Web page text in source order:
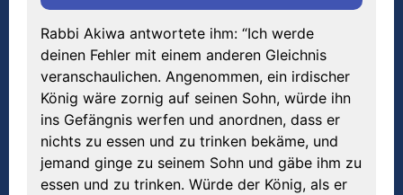
Rabbi Akiwa antwortete ihm: “Ich werde
deinen Fehler mit einem anderen Gleichnis
veranschaulichen. Angenommen, ein irdischer
König wäre zornig auf seinen Sohn, würde ihn
ins Gefängnis werfen und anordnen, dass er
nichts zu essen und zu trinken bekäme, und
jemand ginge zu seinem Sohn und gäbe ihm zu
essen und zu trinken. Würde der König, als er